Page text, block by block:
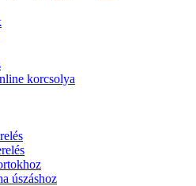
korcsolya
úszáshoz